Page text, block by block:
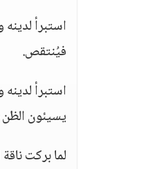
استبرأ
فيُنتقص.
استبرأ
يسيئون الظن
لما بركت